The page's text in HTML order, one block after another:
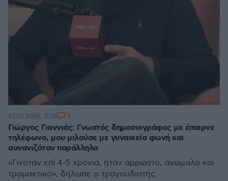
Γιώργος Γιαννιάς: Γνωστός δημοσιογράφος με έπαιρνε
τηλέφωνο, μου μιλούσε με γυναικεία φωνή και
αυνανιζόταν παράλληλα
«Γινόταν επί 4-5 χρόνια, ήταν άρρωστο, ανώμαλο και
τρομακτικό», δήλωσε ο τραγουδιστής
07.05.2026, 11:10 6